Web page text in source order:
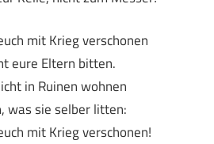
mit Krieg verschonen
eure Eltern bitten.
in Ruinen wohnen
was sie selber litten:
mit Krieg verschonen!